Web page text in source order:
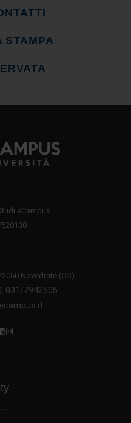
STAMPA
eCampus
Novedrate (CO)
, 031/7942505